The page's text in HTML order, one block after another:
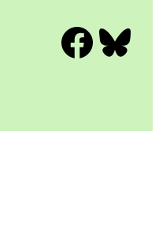
Facebook Bluesky